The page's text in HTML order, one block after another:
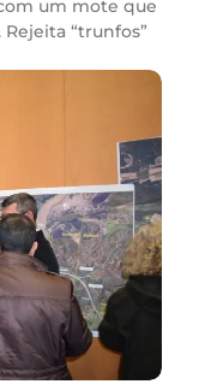
um mote que
“trunfos”